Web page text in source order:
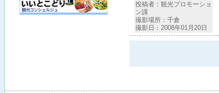
投稿者：観光プロモーショ
ン課
撮影場所：千倉
撮影日：2008年01月20日